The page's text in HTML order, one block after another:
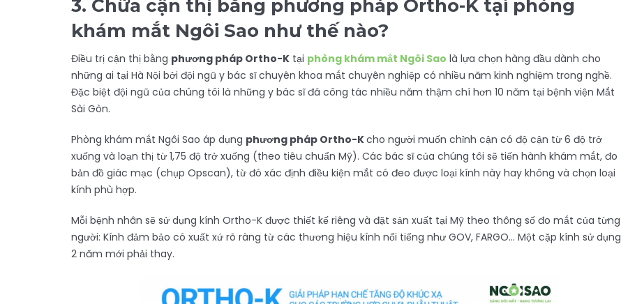
3. Chữa cận thị bằng phương pháp Ortho-K tại phòng
khám mắt Ngôi Sao như thế nào?
Điều trị cận thị bằng phương pháp Ortho-K tại phòng khám mắt Ngôi Sao là lựa chọn hàng đầu dành cho
những ai tại Hà Nội bởi đội ngũ y bác sĩ chuyên khoa mắt chuyên nghiệp có nhiều năm kinh nghiệm trong nghề.
Đặc biệt đội ngũ của chúng tôi là những y bác sĩ đã công tác nhiều năm thậm chí hơn 10 năm tại bệnh viện Mắt
Sài Gòn.
Phòng khám mắt Ngôi Sao áp dụng phương pháp Ortho-Kcho người muốn chỉnh cận có độ cận từ 6 độ trở
xuống và loạn thị từ 1,75 độ trở xuống (theo tiêu chuẩn Mỹ). Các bác sĩ của chúng tôi sẽ tiến hành khám mắt, đo
bản đồ giác mạc (chụp Opscan), từ đó xác định điều kiện mắt có đeo được loại kính này hay không và chọn loại
kính phù hợp.
Mỗi bệnh nhân sẽ sử dụng kính Ortho-K được thiết kế riêng và đặt sản xuất tại Mỹ theo thông số đo mắt của từng
người: Kính đảm bảo có xuất xứ rõ ràng từ các thương hiệu kính nổi tiếng như GOV, FARGO… Một cặp kính sử dụng
2 năm mới phải thay.